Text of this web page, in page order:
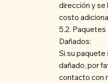
dirección y se
costo
5.2.
Dañados:
Si su paquete
dañado, por
contacto con